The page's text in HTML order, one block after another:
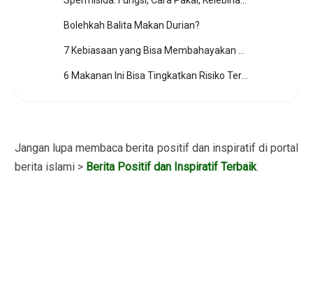
Bolehkah Balita Makan Durian?
Jangan lupa membaca berita positif dan inspiratif di portal
berita islami > Berita Positif dan Inspiratif Terbaik.